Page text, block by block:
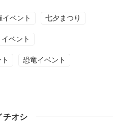
ベント 七夕まつり
ベント
恐竜イベント
チオシ